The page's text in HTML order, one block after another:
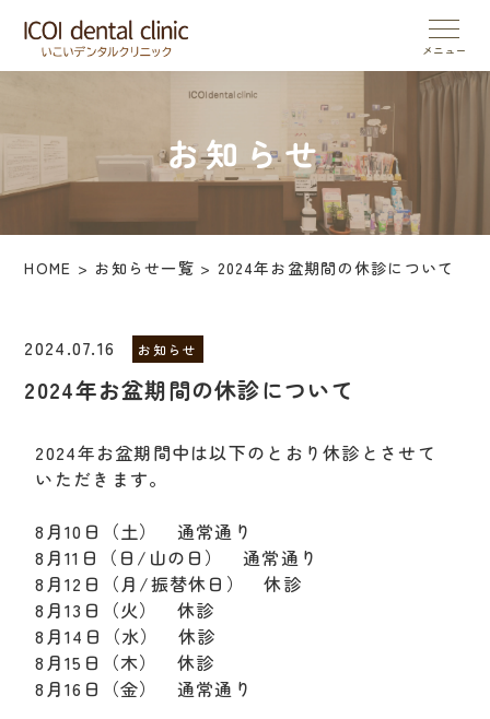
お知らせ
HOME > お知らせ一覧 > 2024年お盆期間の休診について
2024.07.16 お知らせ
2024年お盆期間の休診について
2024年お盆期間中は以下のとおり休診とさせて
いただきます。
8月10日（土） 通常通り
8月11日（日/山の日） 通常通り
8月12日（月/振替休日） 休診
8月13日（火） 休診
8月14日（水） 休診
8月15日（木） 休診
8月16日（金） 通常通り